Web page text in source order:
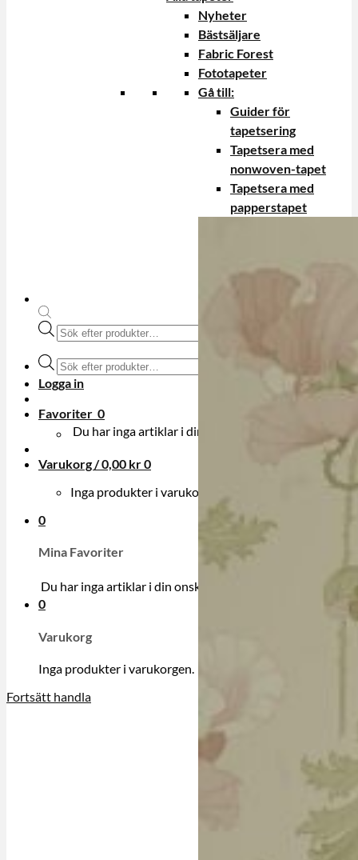
Produktsökning
Produktsökning
Logga in
Favoriter 0
Du har inga artiklar i din onskelista.
Varukorg /0,00 kr0
Inga produkter i varukorgen.
0
Mina Favoriter
Du har inga artiklar i din onskelista.
0
Varukorg
Inga produkter i varukorgen.
Fortsätt handla
Nyheter
Bästsäljare
Fabric Forest
Fototapeter
Gå till:
Guider för
tapetsering
Tapetsera med
nonwoven-tapet
Tapetsera med
papperstapet